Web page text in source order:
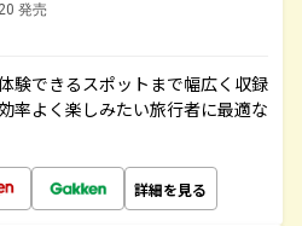
発売
験できるスポットまで幅広く収録
率よく楽しみたい旅行者に最適な
詳細を見る